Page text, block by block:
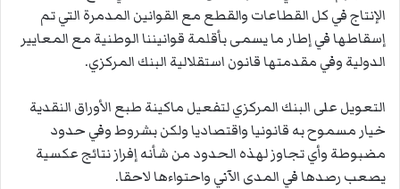
الإنتاج في كل القطاعات والقطع مع القوانين المدمرة التي تم
إسقاطها في إطار ما يسمى بأقلمة قوانيننا الوطنية مع المعايير
الدولية وفي مقدمتها قانون استقلالية البنك المركزي.
التعويل على البنك المركزي لتفعيل ماكينة طبع الأوراق النقدية
خيار مسموح به قانونيا واقتصاديا ولكن بشروط وفي حدود
مضبوطة وأي تجاوز لهذه الحدود من شأنه إفراز نتائج عكسية
يصعب رصدها في المدى الآني واحتواءها لاحقا.